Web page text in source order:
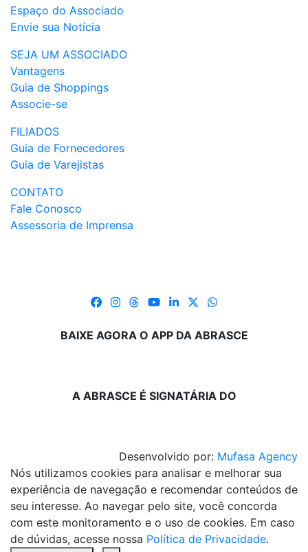
Espaço do Associado
Envie sua Notícia
SEJA UM ASSOCIADO
Vantagens
Guia de Shoppings
Associe-se
FILIADOS
Guia de Fornecedores
Guia de Varejistas
CONTATO
Fale Conosco
Assessoria de Imprensa
BAIXE AGORA O APP DA ABRASCE
A ABRASCE É SIGNATÁRIA DO
Desenvolvido por: Mufasa Agency
Nós utilizamos cookies para analisar e melhorar sua
experiência de navegação e recomendar conteúdos de
seu interesse. Ao navegar pelo site, você concorda
com este monitoramento e o uso de cookies. Em caso
de dúvidas, acesse nossa Política de Privacidade.